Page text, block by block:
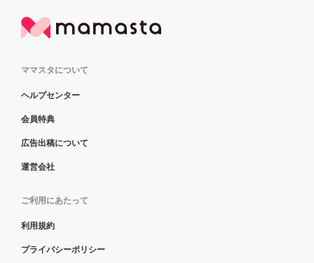
ママスタについて
ヘルプセンター
会員特典
広告出稿について
運営会社
ご利用にあたって
利用規約
プライバシーポリシー